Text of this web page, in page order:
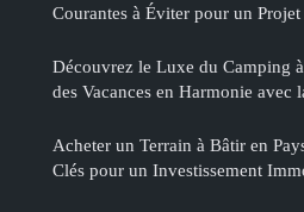
Courantes à Éviter pour un Projet
Découvrez le Luxe du Camping
des Vacances en Harmonie avec
Acheter un Terrain à Bâtir en
Clés pour un Investissement